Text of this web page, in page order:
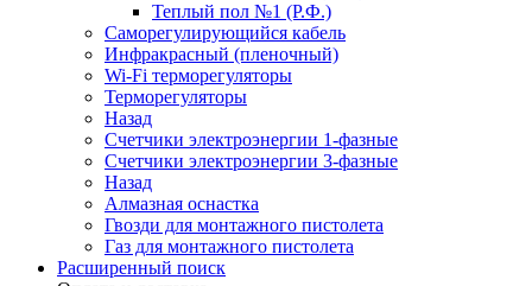
Теплый пол №1 (Р.Ф.)
Саморегулирующийся кабель
Инфракрасный (пленочный)
Wi-Fi терморегуляторы
Терморегуляторы
Назад
Счетчики электроэнергии 1-фазные
Счетчики электроэнергии 3-фазные
Назад
Алмазная оснастка
Гвозди для монтажного пистолета
Газ для монтажного пистолета
Расширенный поиск